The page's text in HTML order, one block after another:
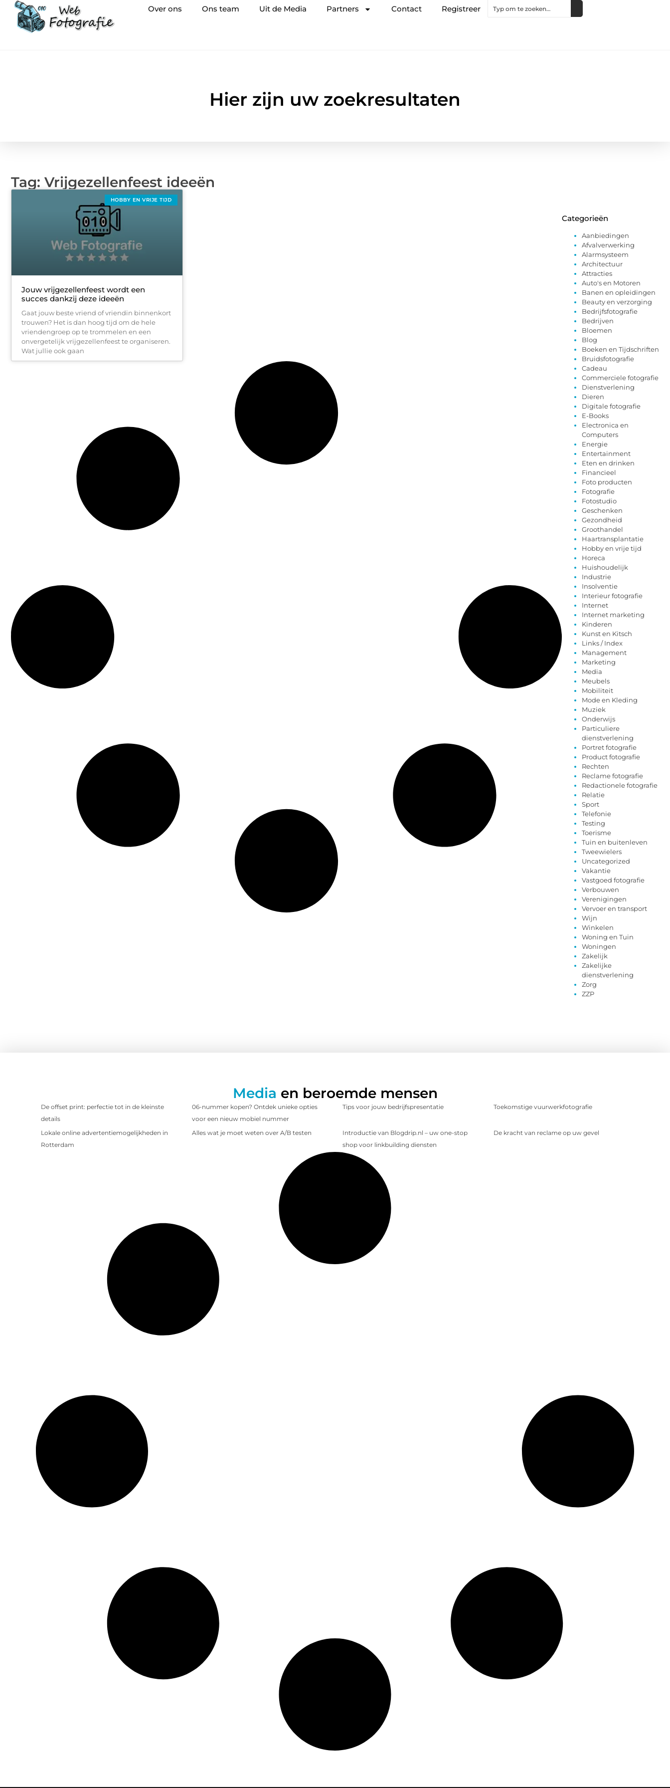
Over ons Ons team Uit de Media Partners Contact Registreer
Hier zijn uw zoekresultaten
Tag: Vrijgezellenfeest ideeën
HOBBY EN VRIJE TIJD
Jouw vrijgezellenfeest wordt een
succes dankzij deze ideeën
Gaat jouw beste vriend of vriendin binnenkort
trouwen? Het is dan hoog tijd om de hele
vriendengroep op te trommelen en een
onvergetelijk vrijgezellenfeest te organiseren.
Wat jullie ook gaan
Categorieën
Aanbiedingen
Afvalverwerking
Alarmsysteem
Architectuur
Attracties
Auto's en Motoren
Banen en opleidingen
Beauty en verzorging
Bedrijfsfotografie
Bedrijven
Bloemen
Blog
Boeken en Tijdschriften
Bruidsfotografie
Cadeau
Commerciele fotografie
Dienstverlening
Dieren
Digitale fotografie
E-Books
Electronica en
Computers
Energie
Entertainment
Eten en drinken
Financieel
Foto producten
Fotografie
Fotostudio
Geschenken
Gezondheid
Groothandel
Haartransplantatie
Hobby en vrije tijd
Horeca
Huishoudelijk
Industrie
Insolventie
Interieur fotografie
Internet
Internet marketing
Kinderen
Kunst en Kitsch
Links / Index
Management
Marketing
Media
Meubels
Mobiliteit
Mode en Kleding
Muziek
Onderwijs
Particuliere
dienstverlening
Portret fotografie
Product fotografie
Rechten
Reclame fotografie
Redactionele fotografie
Relatie
Sport
Telefonie
Testing
Toerisme
Tuin en buitenleven
Tweewielers
Uncategorized
Vakantie
Vastgoed fotografie
Verbouwen
Verenigingen
Vervoer en transport
Wijn
Winkelen
Woning en Tuin
Woningen
Zakelijk
Zakelijke
dienstverlening
Zorg
ZZP
Media en beroemde mensen
De offset print: perfectie tot in de kleinste
details
06-nummer kopen? Ontdek unieke opties
voor een nieuw mobiel nummer
Tips voor jouw bedrijfspresentatie Toekomstige vuurwerkfotografie
Lokale online advertentiemogelijkheden in
Rotterdam
Alles wat je moet weten over A/B testen
Introductie van Blogdrip.nl – uw one-stop
shop voor linkbuilding diensten
De kracht van reclame op uw gevel